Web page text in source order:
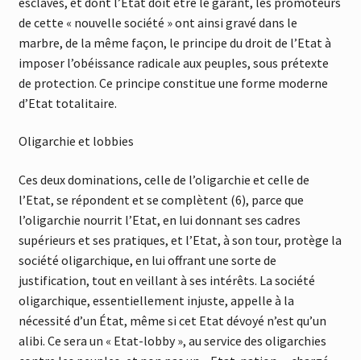
de cette « nouvelle société » ont ainsi gravé dans le
marbre, de la même façon, le principe du droit de l’Etat à
imposer l’obéissance radicale aux peuples, sous prétexte
de protection. Ce principe constitue une forme moderne
d’Etat totalitaire.
Oligarchie et lobbies
Ces deux dominations, celle de l’oligarchie et celle de
l’Etat, se répondent et se complètent (6), parce que
l’oligarchie nourrit l’Etat, en lui donnant ses cadres
supérieurs et ses pratiques, et l’Etat, à son tour, protège la
société oligarchique, en lui offrant une sorte de
justification, tout en veillant à ses intérêts. La société
oligarchique, essentiellement injuste, appelle à la
nécessité d’un État, même si cet Etat dévoyé n’est qu’un
alibi. Ce sera un « Etat-lobby », au service des oligarchies